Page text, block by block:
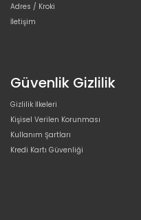
Adres / Kroki
İletişim
Güvenlik Gizlilik
Gizlilik İlkeleri
Kişisel Verilen Korunması
Kullanım Şartları
Kredi Kartı Güvenliği